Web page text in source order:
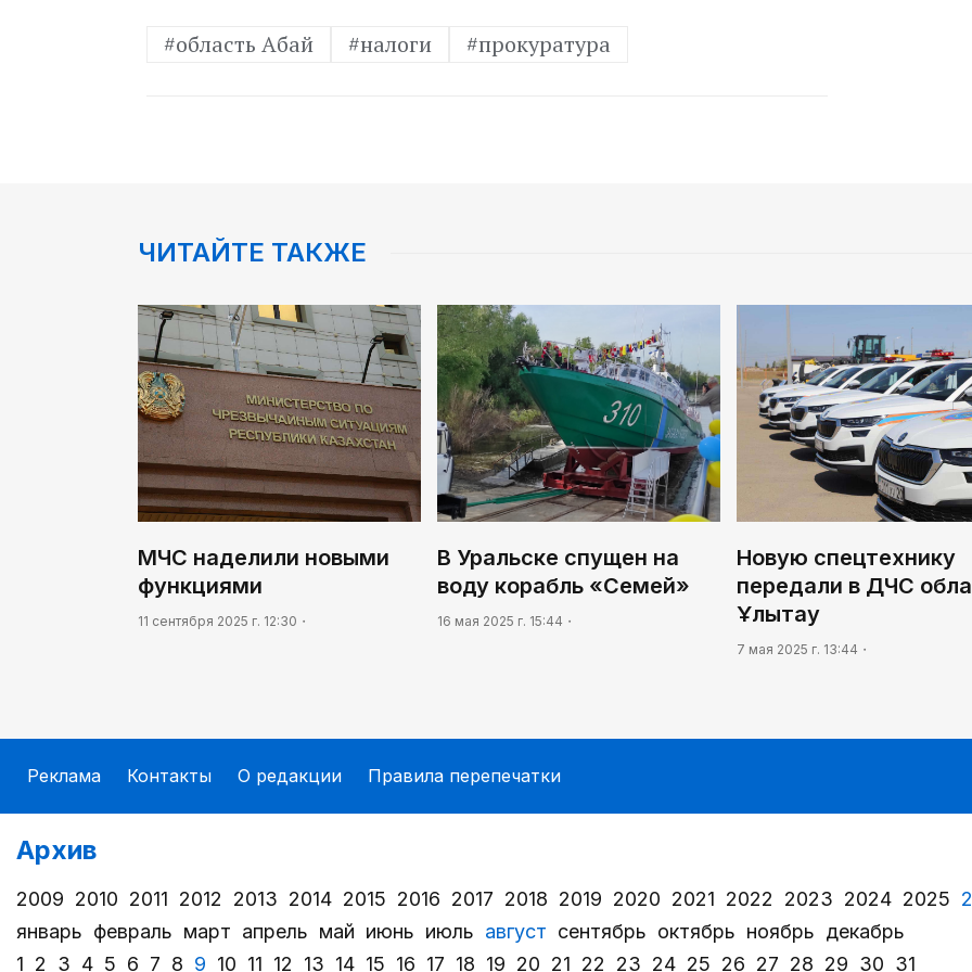
#область Абай #налоги #прокуратура
ЧИТАЙТЕ ТАКЖЕ
МЧС наделили новыми
функциями
11 сентября 2025 г. 12:30
В Уральске спущен на
воду корабль «Семей»
16 мая 2025 г. 15:44
Новую спецтехнику
передали в ДЧС
Ұлытау
7 мая 2025 г. 13:44
Реклама Контакты О редакции Правила перепечатки
Архив
2009 2010 2011 2012 2013 2014 2015 2016 2017 2018 2019 2020 2021 2022 2023 2024 2025
январь февраль март апрель май июнь июль август сентябрь октябрь ноябрь декабрь
1 2 3 4 5 6 7 8 9 10 11 12 13 14 15 16 17 18 19 20 21 22 23 24 25 26 27 28 29 30 31